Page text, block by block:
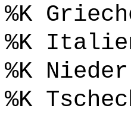
%K
%K
%K
%K